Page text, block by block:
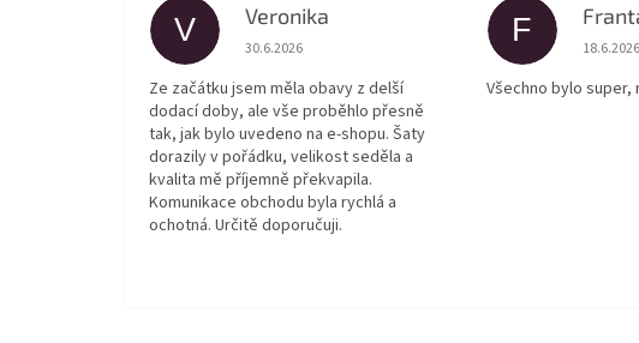
V Veronika
Hodnocení obchodu je 5 z 5 hvězdiček.
30.6.2026
Ze začátku jsem měla obavy z delší
dodací doby, ale vše proběhlo přesně
tak, jak bylo uvedeno na e-shopu. Šaty
dorazily v pořádku, velikost seděla a
kvalita mě příjemně překvapila.
Komunikace obchodu byla rychlá a
ochotná. Určitě doporučuji.
F
18.6.2026
Všechno bylo super,